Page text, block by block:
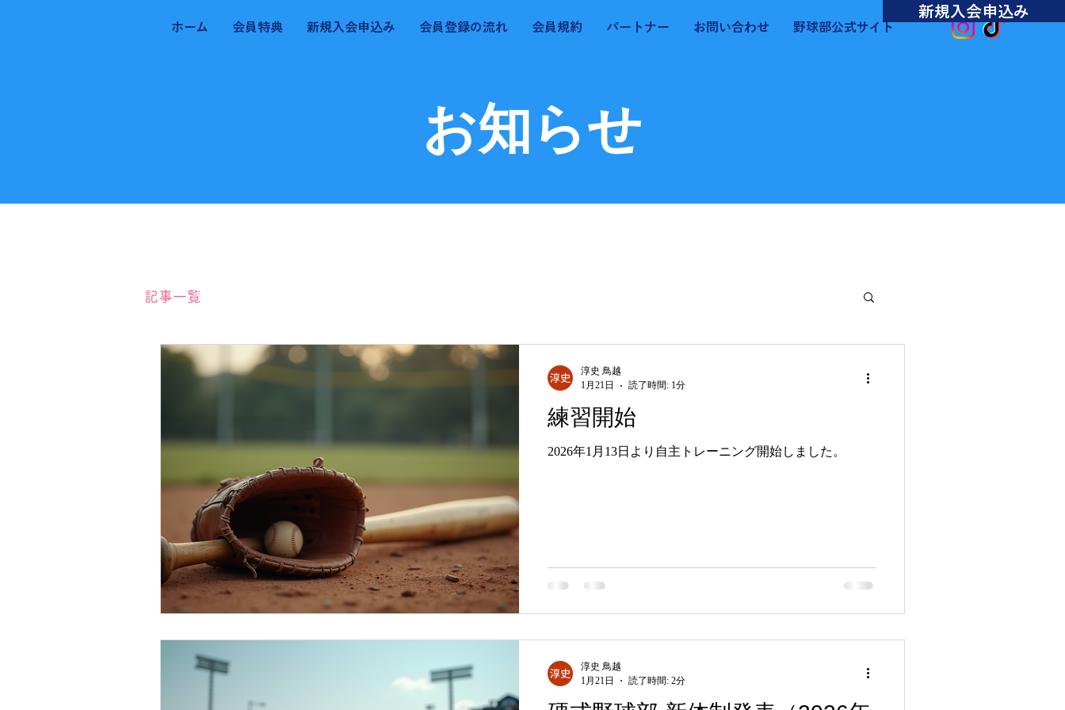
新規入会申込み
ホーム 会員特典 新規入会申込み 会員登録の流れ 会員規約 パートナー お問い合わせ 野球部公式サイト
​お知らせ
記事一覧
練習開始
2026年1月13日より自主トレーニング開始しました。
淳史 鳥越
1月21日
読了時間: 1分
淳史 鳥越
1月21日
読了時間: 2分